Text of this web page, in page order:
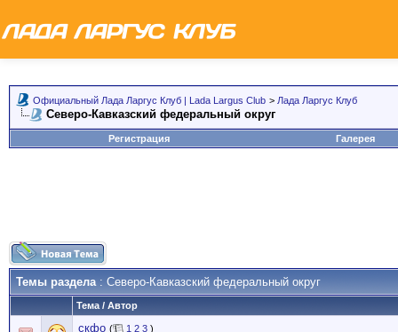
Официальный Лада Ларгус Клуб | Lada Largus Club > Лада Ларгус Клуб
Северо-Кавказский федеральный округ
Регистрация Галерея
Темы раздела: Северо-Кавказский федеральный округ
Тема / Автор
скфо ( 1 2 3 )